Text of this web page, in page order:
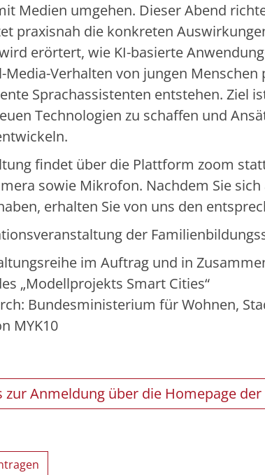
Medien umgehen. Dieser Abend
praxisnah die konkreten
erörtert, wie KI-basierte
Media-Verhalten von jungen
Sprachassistenten entstehen. Ziel
Technologien zu schaffen und
findet über die Plattform zoom
sowie Mikrofon. Nachdem Sie
erhalten Sie von uns den
der
im Auftrag und in
„Modellprojekts Smart Cities“
Bundesministerium für Wohnen,
MYK10
zur Anmeldung über die Homepage